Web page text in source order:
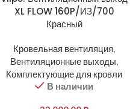
XL FLOW 160P/ИЗ/700
Красный
Кровельная вентиляция,
Вентиляционные выходы,
Комплектующие для кровли
В наличии